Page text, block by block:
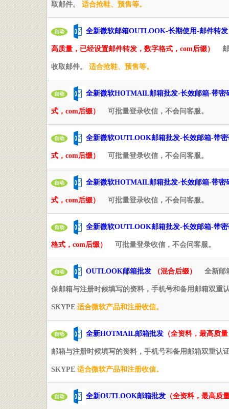
取邮件。 适合抢鞋、预售等。
自动 全新微软邮箱OUTLOOK-长期使用-邮件转发
高质量，已经设置邮件转发，数字格式，com后缀）
收取邮件。 适合抢鞋、预售等。
自动 全新微软HOTMAIL邮箱批发-长效邮箱-带密
式，com后缀） 可批量登录收信，不会问客服。
自动 全新微软OUTLOOK邮箱批发-长效邮箱-带
式，com后缀） 可批量登录收信，不会问客服。
自动 全新微软HOTMAIL邮箱批发-长效邮箱-带密
式，com后缀） 可批量登录收信，不会问客服。
自动 全新微软OUTLOOK邮箱批发-长效邮箱-带
格式，com后缀） 可批量登录收信，不会问客服。
自动 OUTLOOK邮箱批发 （混合后缀） 全新邮
保邮箱与注册时候填写的资料，手机号和备用邮箱双重
SKYPE 适合微软产品和注册收信。
自动 全新HOTMAIL邮箱批发 （全资料，最高质
邮箱与注册时候填写的资料，手机号和备用邮箱双重认
SKYPE 适合微软产品和注册收信。
自动 全新OUTLOOK邮箱批发 （全资料，最高质